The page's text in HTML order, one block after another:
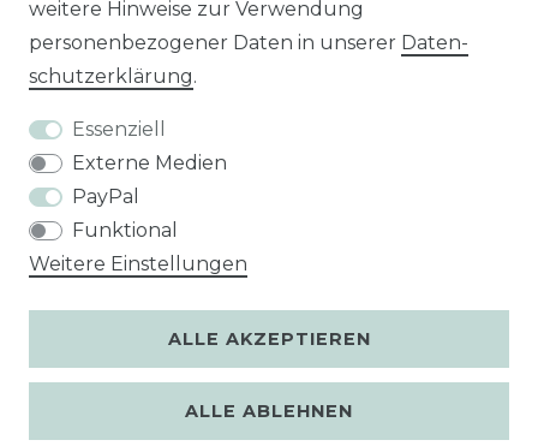
Unsere Zahlungsarten
weitere Hinweise zur Verwendung
personenbezogener Daten in unserer Daten­
schutz­erklärung.
Essenziell
Externe Medien
PayPal
Funktional
Weitere Einstellungen
ALLE AKZEPTIEREN
ALLE ABLEHNEN